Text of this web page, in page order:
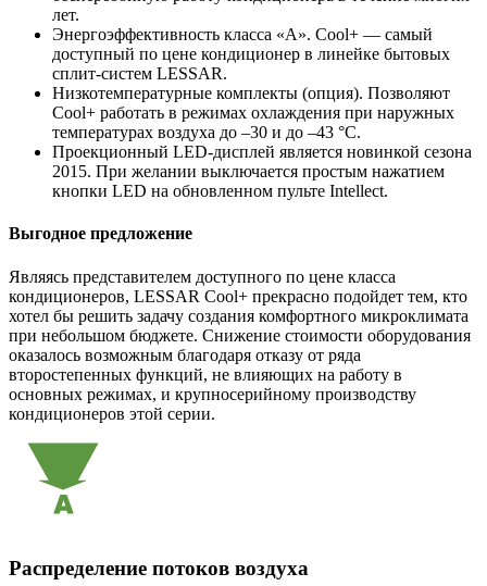
лет.
Энергоэффективность класса «А». Cool+ — самый
доступный по цене кондиционер в линейке бытовых
сплит-систем LESSAR.
Низкотемпературные комплекты (опция). Позволяют
Cool+ работать в режимах охлаждения при наружных
температурах воздуха до –30 и до –43 °С.
Проекционный LED-дисплей является новинкой сезона
2015. При желании выключается простым нажатием
кнопки LED на обновленном пульте Intellect.
Выгодное предложение
Являясь представителем доступного по цене класса
кондиционеров, LESSAR Cool+ прекрасно подойдет тем, кто
хотел бы решить задачу создания комфортного микроклимата
при небольшом бюджете. Снижение стоимости оборудования
оказалось возможным благодаря отказу от ряда
второстепенных функций, не влияющих на работу в
основных режимах, и крупносерийному производству
кондиционеров этой серии.
Распределение потоков воздуха